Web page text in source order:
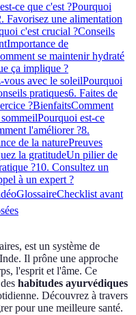
ce que c'est ?Pourquoi
Favorisez une alimentation
c'est crucial ?Conseils
Importance de
se maintenir hydraté
ça implique ?
vous avec le soleilPourquoi
pratiques6. Faites de
?BienfaitsComment
Pourquoi est-ce
l'améliorer ?8.
de la naturePreuves
la gratitudeUn pilier de
?10. Consultez un
à un expert ?
GlossaireChecklist avant
est un système de
Il prône une approche
l'esprit et l'âme. Ce
habitudes ayurvédiques
Découvrez à travers
pour une meilleure santé.